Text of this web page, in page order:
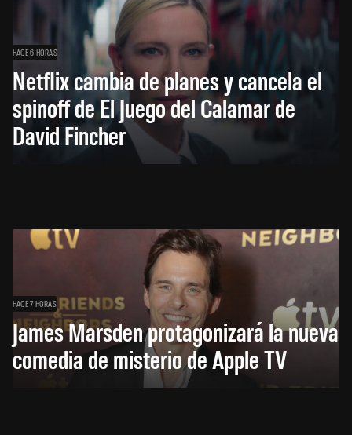
HACE 6 HORAS
Netflix cambia de planes y cancela el
spinoff de El Juego del Calamar de
David Fincher
HACE 7 HORAS
James Marsden protagonizará la nueva
comedia de misterio de Apple TV